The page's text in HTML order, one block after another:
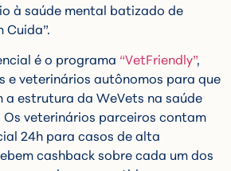
à saúde mental batizado de
Cuida”.
é o programa “VetFriendly”,
e veterinários autônomos para que
a estrutura da WeVets na saúde
Os veterinários parceiros contam
24h para casos de alta
cashback sobre cada um dos